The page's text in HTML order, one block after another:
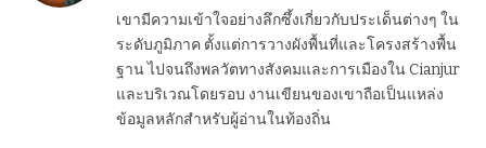
เขามีความเข้าใจอย่างลึกซึ้งเกี่ยวกับประเด็นต่างๆ ใน
ระดับภูมิภาค ตั้งแต่การวางผังพื้นที่และโครงสร้างพื้น
ฐาน ไปจนถึงพลวัตทางสังคมและการเมืองใน Cianjur
และบริเวณโดยรอบ งานเขียนของเขาถือเป็นแหล่ง
ข้อมูลหลักสำหรับผู้อ่านในท้องถิ่น